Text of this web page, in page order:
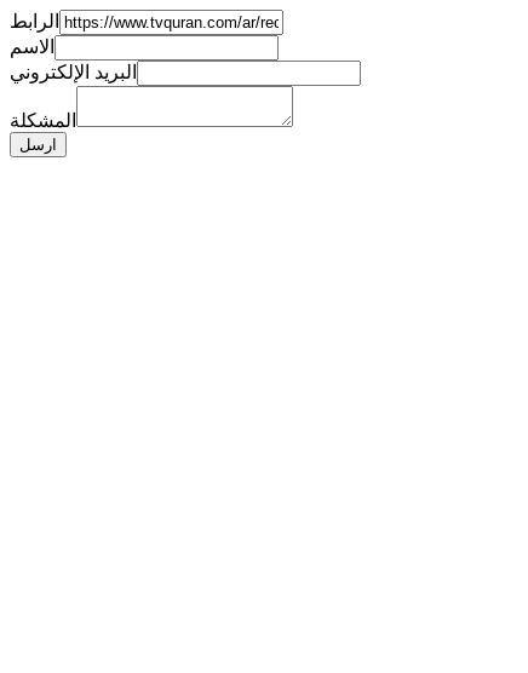
الرابط
الاسم
البريد الإلكتروني
المشكلة
ارسل